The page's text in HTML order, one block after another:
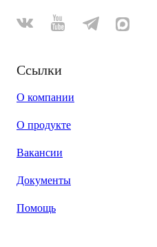
Ссылки
О компании
О продукте
Вакансии
Документы
Помощь